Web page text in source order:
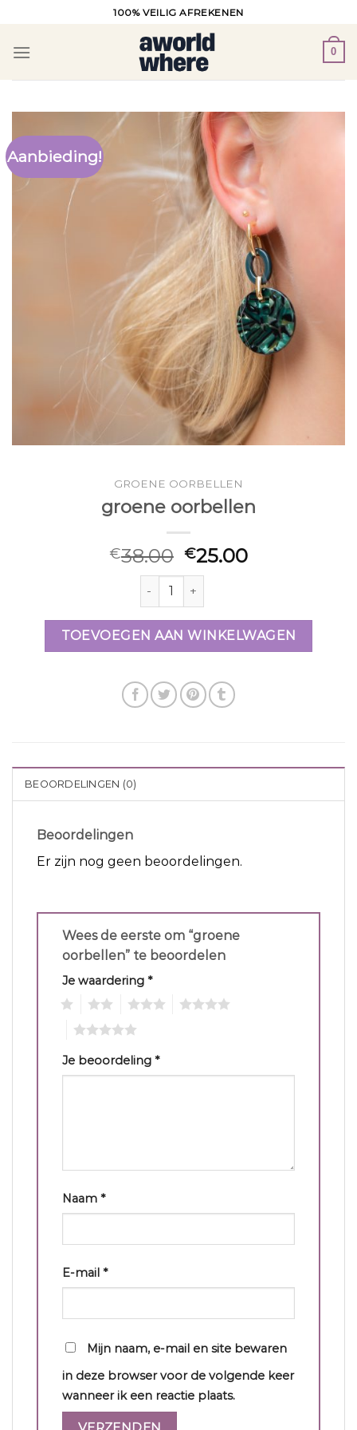
inhoud
100% VEILIG AFREKENEN
0
Aanbieding!
GROENE OORBELLEN
groene oorbellen
€38.00 €25.00
groene oorbellen aantal
TOEVOEGEN AAN WINKELWAGEN
BEOORDELINGEN (0)
Beoordelingen
Er zijn nog geen beoordelingen.
Wees de eerste om “groene
oorbellen” te beoordelen
Je waardering *
Je beoordeling *
Naam *
E-mail *
Mijn naam, e-mail en site bewaren
in deze browser voor de volgende keer
wanneer ik een reactie plaats.